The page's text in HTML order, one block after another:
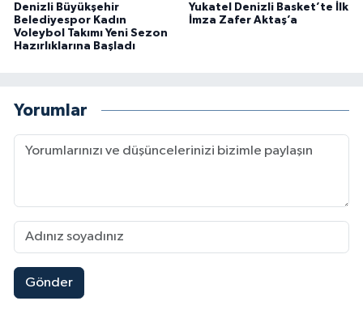
Denizli Büyükşehir
Belediyespor Kadın
Voleybol Takımı Yeni Sezon
Hazırlıklarına Başladı
Yukatel Denizli Basket’te İlk
İmza Zafer Aktaş’a
Yorumlar
Gönder